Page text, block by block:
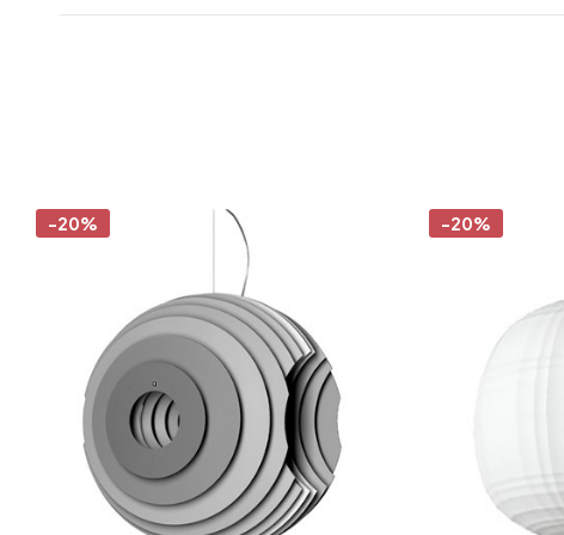
-20% -20%